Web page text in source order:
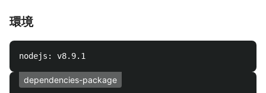
環境
dependencies-package